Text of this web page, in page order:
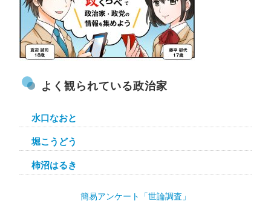
よく観られている政治家
水口なおと
堀こうどう
柿沼はるき
簡易アンケート「世論調査」